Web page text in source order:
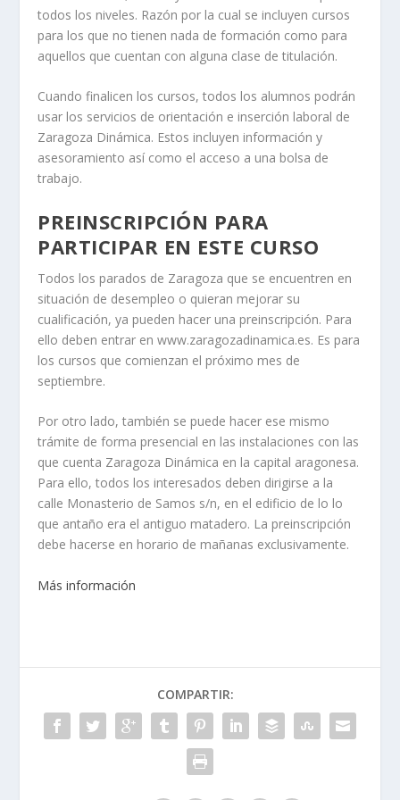
todos los niveles. Razón por la cual se incluyen cursos
para los que no tienen nada de formación como para
aquellos que cuentan con alguna clase de titulación.
Cuando finalicen los cursos, todos los alumnos podrán
usar los servicios de orientación e inserción laboral de
Zaragoza Dinámica. Estos incluyen información y
asesoramiento así como el acceso a una bolsa de
trabajo.
PREINSCRIPCIÓN PARA
PARTICIPAR EN ESTE CURSO
Todos los parados de Zaragoza que se encuentren en
situación de desempleo o quieran mejorar su
cualificación, ya pueden hacer una preinscripción. Para
ello deben entrar en www.zaragozadinamica.es. Es para
los cursos que comienzan el próximo mes de
septiembre.
Por otro lado, también se puede hacer ese mismo
trámite de forma presencial en las instalaciones con las
que cuenta Zaragoza Dinámica en la capital aragonesa.
Para ello, todos los interesados deben dirigirse a la
calle Monasterio de Samos s/n, en el edificio de lo lo
que antaño era el antiguo matadero. La preinscripción
debe hacerse en horario de mañanas exclusivamente.
Más información
COMPARTIR: